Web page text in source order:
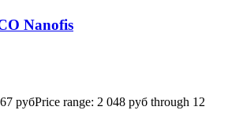
Nanofis
рубPrice range: 2 048 руб through 12